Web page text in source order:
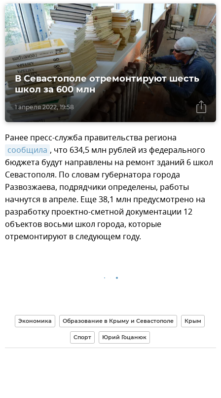
1 апреля 2022, 19:58
В Севастополе отремонтируют шесть
школ за 600 млн
Ранее пресс-служба правительства региона
сообщила , что 634,5 млн рублей из федерального
бюджета будут направлены на ремонт зданий 6 школ
Севастополя. По словам губернатора города
Развозжаева, подрядчики определены, работы
начнутся в апреле. Еще 38,1 млн предусмотрено на
разработку проектно-сметной документации 12
объектов восьми школ города, которые
отремонтируют в следующем году.
Экономика Образование в Крыму и Севастополе Крым
Спорт Юрий Гоцанюк